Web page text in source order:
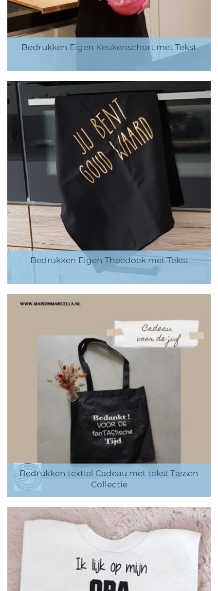
Bedrukken Eigen Keukenschort met Tekst
Bedrukken Eigen Theedoek met Tekst
Bedrukken textiel Cadeau met tekst Tassen
Collectie